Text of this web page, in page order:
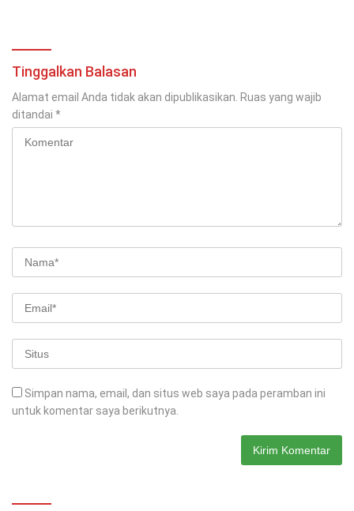
Tinggalkan Balasan
Alamat email Anda tidak akan dipublikasikan. Ruas yang wajib
ditandai *
Simpan nama, email, dan situs web saya pada peramban ini
untuk komentar saya berikutnya.